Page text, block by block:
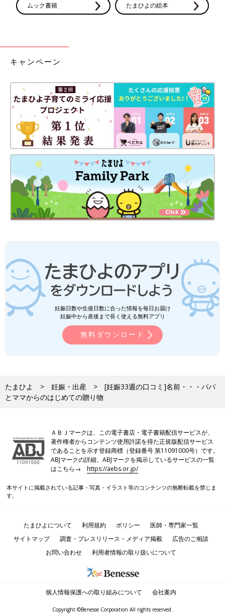
ムック書籍 たまひよの絵本
キャンペーン
妊娠日数や生後日数に合った情報を毎日お届け
妊娠中から産後まで長く使える無料アプリ
無料ダウンロード
たまひよ 妊娠・出産
[妊娠33週の口コミ]名前・・・パパ
とママからのはじめての贈り物
ＡＢＪマークは、この電子書店・電子書籍配信サービスが、
著作権者からコンテンツ使用許諾を得た正規版配信サービス
であることを示す登録商標（登録番号 第11091000号）です。
ABJマークの詳細、ABJマークを掲示しているサービスの一覧
はこちら→https://aebs.or.jp/
本サイトに掲載されている記事・写真・イラスト等のコンテンツの無断転載を禁じま
す。
たまひよについて 利用規約 ポリシー
医師・専門家一覧
サイトマップ
調査・プレスリリース・メディア掲載
広告のご相談
お問い合わせ
利用者情報の取り扱いについて
個人情報保護への取り組みについて 会社案内
Copyright ©Benesse Corporation All rights reserved.